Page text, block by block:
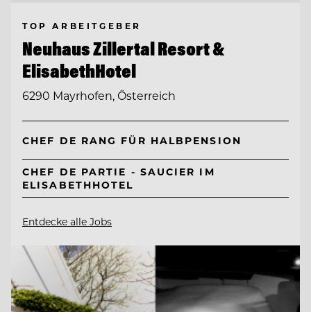
TOP ARBEITGEBER
Neuhaus Zillertal Resort &
ElisabethHotel
6290 Mayrhofen, Österreich
CHEF DE RANG FÜR HALBPENSION
CHEF DE PARTIE - SAUCIER IM
ELISABETHHOTEL
Entdecke alle Jobs